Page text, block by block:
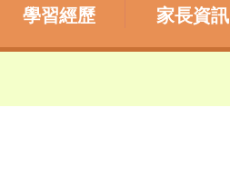
學習經歷 家長資訊